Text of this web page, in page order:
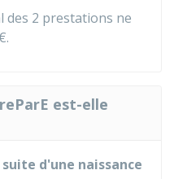
2 prestations ne
.
est-elle
d'une naissance